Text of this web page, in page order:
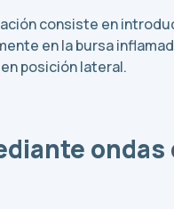
consiste en
en la bursa
posición lateral.
ondas